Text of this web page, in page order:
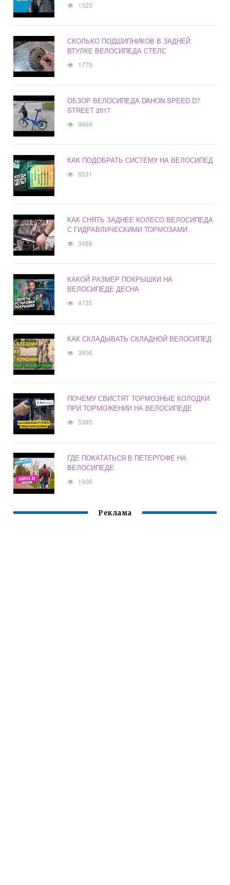
1323
СКОЛЬКО ПОДШИПНИКОВ В ЗАДНЕЙ
ВТУЛКЕ ВЕЛОСИПЕДА СТЕЛС
1779
ОБЗОР ВЕЛОСИПЕДА DAHON SPEED D7
STREET 2017
9669
КАК ПОДОБРАТЬ СИСТЕМУ НА ВЕЛОСИПЕД
6531
КАК СНЯТЬ ЗАДНЕЕ КОЛЕСО ВЕЛОСИПЕДА
С ГИДРАВЛИЧЕСКИМИ ТОРМОЗАМИ
3488
КАКОЙ РАЗМЕР ПОКРЫШКИ НА
ВЕЛОСИПЕДЕ ДЕСНА
4735
КАК СКЛАДЫВАТЬ СКЛАДНОЙ ВЕЛОСИПЕД
3906
ПОЧЕМУ СВИСТЯТ ТОРМОЗНЫЕ КОЛОДКИ
ПРИ ТОРМОЖЕНИИ НА ВЕЛОСИПЕДЕ
5385
ГДЕ ПОКАТАТЬСЯ В ПЕТЕРГОФЕ НА
ВЕЛОСИПЕДЕ
1906
Реклама